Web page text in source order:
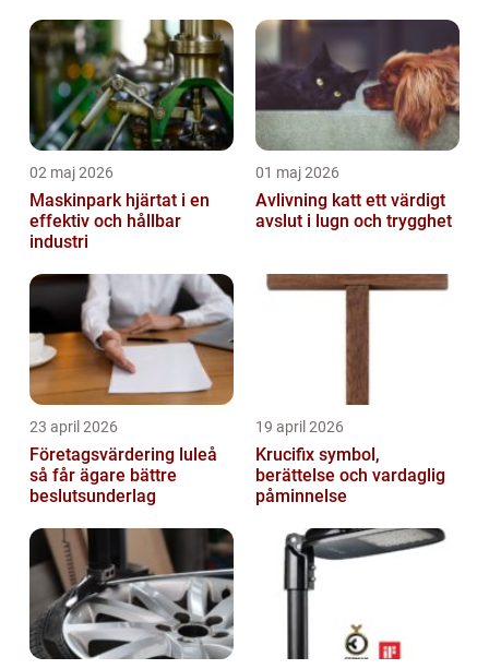
02 maj 2026
Maskinpark hjärtat i en
effektiv och hållbar
industri
01 maj 2026
Avlivning katt ett värdigt
avslut i lugn och trygghet
23 april 2026
Företagsvärdering luleå
så får ägare bättre
beslutsunderlag
19 april 2026
Krucifix symbol,
berättelse och vardaglig
påminnelse